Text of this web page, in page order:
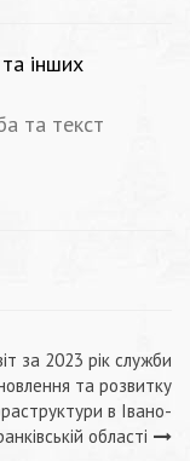
інших
за 2023 рік служби
та розвитку
в Івано-
області